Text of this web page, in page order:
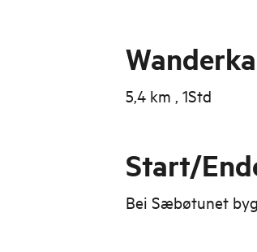
5,4 km , 1Std
Start/
Bei Sæbøtunet